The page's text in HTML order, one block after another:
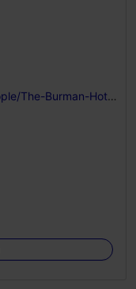
https://www.facebook.com/people/The-Burman-Hotel/61572662493735/